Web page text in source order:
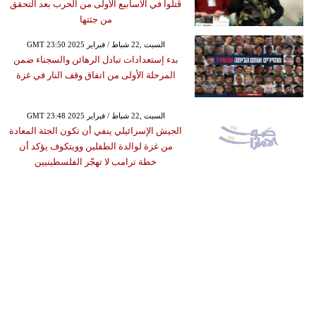
قُتلوا في الأسابيع الأولى من الحرب بعد التحقق
من جثتها
GMT 23:50 2025 السبت ,22 شباط / فبراير
بدء إستعدادات تبادل الرهائن والسجناء ضمن
المرحلة الأولى من اتفاق وقف النار في غزة
GMT 23:48 2025 السبت ,22 شباط / فبراير
الجيش الإسرائيلي ينفي أن تكون الجثة المعادة
من غزة لوالدة الطفلين وويتكوف يؤكد أن
خطة ترامب لا تهجّر الفلسطينيين